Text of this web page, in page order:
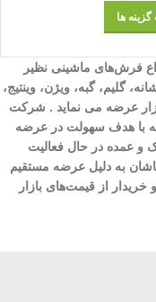
گزینه ها
فرش‌های ماشینی نظیر
700 شانه، 700 شانه، 1000 شانه، 1200 شانه، گلیم، گبه، ویژن، وینتیج،
عرضه می نماید . شرکت
فیض کاشان با سابقه درخشان 30 ساله با هدف سهولت در عرضه
و عمده در حال فعالیت
به دلیل عرضه مستقیم
از قیمت‌های بازار